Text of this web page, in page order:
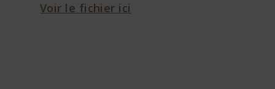
Voir le fichier ici